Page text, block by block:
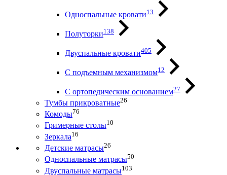
Односпальные кровати13
Полуторки138
Двуспальные кровати405
С подъемным механизмом12
С ортопедическим основанием27
Тумбы прикроватные26
Комоды76
Гримерные столы10
Зеркала16
Детские матрасы26
Односпальные матрасы50
Двуспальные матрасы103